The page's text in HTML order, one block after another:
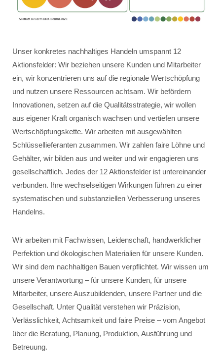
Unser konkretes nachhaltiges Handeln umspannt 12
Aktionsfelder: Wir beziehen unsere Kunden und Mitarbeiter
ein, wir konzentrieren uns auf die regionale Wertschöpfung
und nutzen unsere Ressourcen achtsam. Wir befördern
Innovationen, setzen auf die Qualitätsstrategie, wir wollen
aus eigener Kraft organisch wachsen und vertiefen unsere
Wertschöpfungskette. Wir arbeiten mit ausgewählten
Schlüssellieferanten zusammen. Wir zahlen faire Löhne und
Gehälter, wir bilden aus und weiter und wir engagieren uns
gesellschaftlich. Jedes der 12 Aktionsfelder ist untereinander
verbunden. Ihre wechselseitigen Wirkungen führen zu einer
systematischen und substanziellen Verbesserung unseres
Handelns.
Wir arbeiten mit Fachwissen, Leidenschaft, handwerklicher
Perfektion und ökologischen Materialien für unsere Kunden.
Wir sind dem nachhaltigen Bauen verpflichtet. Wir wissen um
unsere Verantwortung – für unsere Kunden, für unsere
Mitarbeiter, unsere Auszubildenden, unsere Partner und die
Gesellschaft. Unter Qualität verstehen wir Präzision,
Verlässlichkeit, Achtsamkeit und faire Preise – vom Angebot
über die Beratung, Planung, Produktion, Ausführung und
Betreuung.